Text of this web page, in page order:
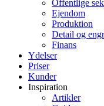
Offentlige
Ejendom
Produktion
Detail og
Finans
Ydelser
Priser
Kunder
Inspiration
Artikler